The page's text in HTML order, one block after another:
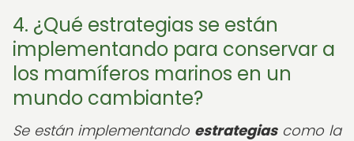
4. ¿Qué estrategias se están
implementando para conservar a
los mamíferos marinos en un
mundo cambiante?
Se están implementando estrategiascomo la